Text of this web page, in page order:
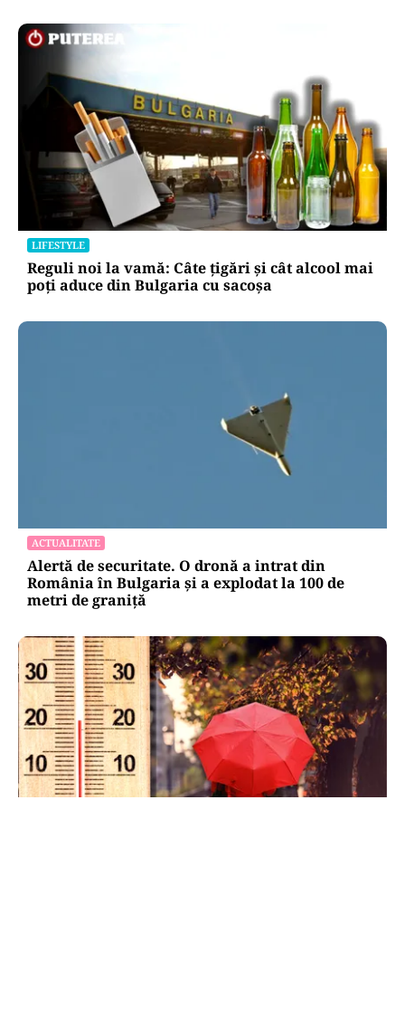
LIFESTYLE
Reguli noi la vamă: Câte țigări și cât alcool mai
poți aduce din Bulgaria cu sacoșa
ACTUALITATE
Alertă de securitate. O dronă a intrat din
România în Bulgaria şi a explodat la 100 de
metri de graniţă